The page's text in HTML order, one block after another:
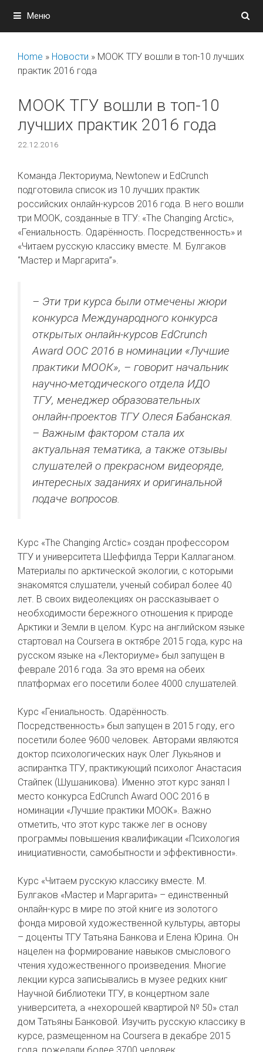
содержимому
Меню
Home » Новости » MOOK ТГУ вошли в топ-10 лучших
практик 2016 года
MOOK ТГУ вошли в топ-10
лучших практик 2016 года
22.12.2016
Команда Лекториума, Newtonew и EdCrunch
подготовила список из 10 лучших практик
российских онлайн-курсов 2016 года. В него вошли
три MOOK, созданные в ТГУ: «The Changing Arctic»,
«Гениальность. Одарённость. Посредственность» и
«Читаем русскую классику вместе. М. Булгаков
“Мастер и Маргарита”».
– Эти три курса были отмечены жюри
конкурса Международного конкурса
открытых онлайн-курсов EdCrunch
Award OOC 2016 в номинации «Лучшие
практики МООК», – говорит начальник
научно-методического отдела ИДО
ТГУ, менеджер образовательных
онлайн-проектов ТГУ Олеся Бабанская.
– Важным фактором стала их
актуальная тематика, а также отзывы
слушателей о прекрасном видеоряде,
интересных заданиях и оригинальной
подаче вопросов.
Курс «The Changing Arctic» создан профессором
ТГУ и университета Шеффилда Терри Каллаганом.
Материалы по арктической экологии, с которыми
знакомятся слушатели, ученый собирал более 40
лет. В своих видеолекциях он рассказывает о
необходимости бережного отношения к природе
Арктики и Земли в целом. Курс на английском языке
стартовал на Coursera в октябре 2015 года, курс на
русском языке на «Лекториуме» был запущен в
феврале 2016 года. За это время на обеих
платформах его посетили более 4000 слушателей.
Курс «Гениальность. Одарённость.
Посредственность» был запущен в 2015 году, его
посетили более 9600 человек. Авторами являются
доктор психологических наук Олег Лукьянов и
аспирантка ТГУ, практикующий психолог Анастасия
Стайпек (Шушаникова). Именно этот курс занял I
место конкурса EdCrunch Award OOC 2016 в
номинации «Лучшие практики МООК». Важно
отметить, что этот курс также лег в основу
программы повышения квалификации «Психология
инициативности, самобытности и эффективности».
Курс «Читаем русскую классику вместе. М.
Булгаков «Мастер и Маргарита» – единственный
онлайн-курс в мире по этой книге из золотого
фонда мировой художественной культуры, авторы
– доценты ТГУ Татьяна Банкова и Елена Юрина. Он
нацелен на формирование навыков смыслового
чтения художественного произведения. Многие
лекции курса записывались в музее редких книг
Научной библиотеки ТГУ, в концертном зале
университета, а «нехорошей квартирой № 50» стал
дом Татьяны Банковой. Изучить русскую классику в
курсе, размещенном на Coursera в декабре 2015
года, пожелали более 3700 человек.